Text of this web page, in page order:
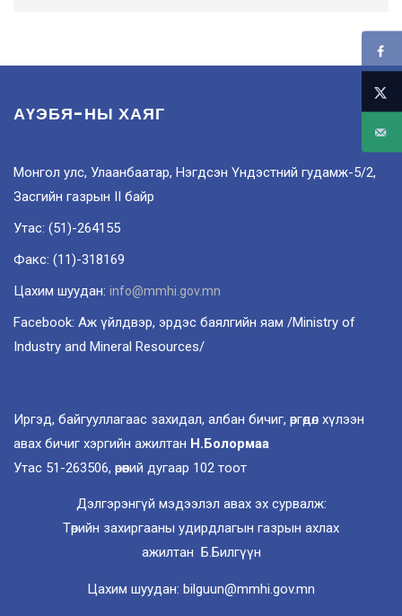
АҮЭБЯ-НЫ ХАЯГ
Монгол улс, Улаанбаатар, Нэгдсэн Үндэстний гудамж-5/2,
Засгийн газрын II байр
Утас: (51)-264155
Факс: (11)-318169
Цахим шуудан: info@mmhi.gov.mn
Facebook: Аж үйлдвэр, эрдэс баялгийн яам /Ministry of
Industry and Mineral Resources/
Иргэд, байгууллагаас захидал, албан бичиг, өргөдөл хүлээн
авах бичиг хэргийн ажилтан Н.Болормаа
Утас 51-263506, өрөөний дугаар 102 тоот
Дэлгэрэнгүй мэдээлэл авах эх сурвалж:
Төрийн захиргааны удирдлагын газрын ахлах
ажилтан Б.Билгүүн
Цахим шуудан: bilguun@mmhi.gov.mn